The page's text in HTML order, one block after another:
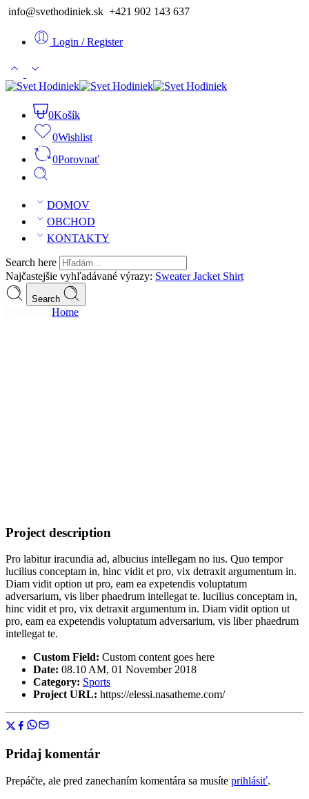
info@svethodiniek.sk +421 902 143 637
Login / Register
0Košík
0Wishlist
0Porovnať
DOMOV
OBCHOD
KONTAKTY
Search here
Najčastejšie vyhľadávané výrazy: SweaterJacket Shirt
Search
Home
Project description
Pro labitur iracundia ad, albucius intellegam no ius. Quo tempor
lucilius conceptam in, hinc vidit et pro, vix detraxit argumentum in.
Diam vidit option ut pro, eam ea expetendis voluptatum
adversarium, vis liber phaedrum intellegat te. lucilius conceptam in,
hinc vidit et pro, vix detraxit argumentum in. Diam vidit option ut
pro, eam ea expetendis voluptatum adversarium, vis liber phaedrum
intellegat te.
Custom Field: Custom content goes here
Date: 08.10 AM, 01 November 2018
Category: Sports
Project URL: https://elessi.nasatheme.com/
Pridaj komentár
Prepáčte, ale pred zanechaním komentára sa musíte prihlásiť.